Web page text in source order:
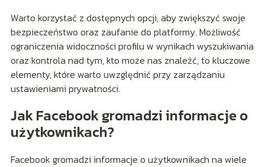
Warto korzystać z dostępnych opcji, aby zwiększyć swoje
bezpieczeństwo oraz zaufanie do platformy. Możliwość
ograniczenia widoczności profilu w wynikach wyszukiwania
oraz kontrola nad tym, kto może nas znaleźć, to kluczowe
elementy, które warto uwzględnić przy zarządzaniu
ustawieniami prywatności.
Jak Facebook gromadzi informacje o
użytkownikach?
Facebook gromadzi informacje o użytkownikach na wiele